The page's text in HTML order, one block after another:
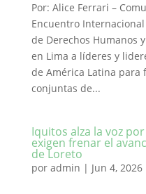
Por: Alice Ferrari –
Encuentro
de Derechos Humanos
en Lima a líderes y
de América Latina para
conjuntas de...
Iquitos alza la voz
exigen frenar el
de Loreto
por admin | Jun 4, 2026